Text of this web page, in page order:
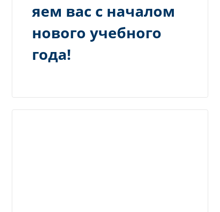
яем вас с началом
нового учебного
года!